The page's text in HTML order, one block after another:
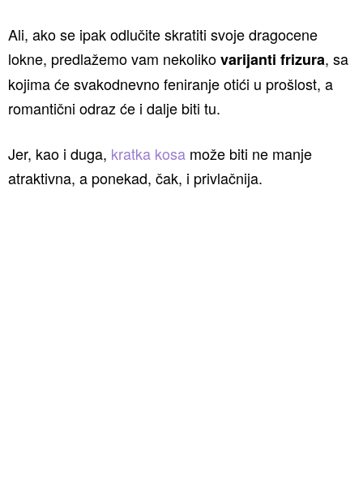
Ali, ako se ipak odlučite skratiti svoje dragocene
lokne, predlažemo vam nekolikovarijanti frizura, sa
kojima će svakodnevno feniranje otići u prošlost, a
romantični odraz će i dalje biti tu.
Jer, kao i duga, kratka kosa može biti ne manje
atraktivna, a ponekad, čak, i privlačnija.